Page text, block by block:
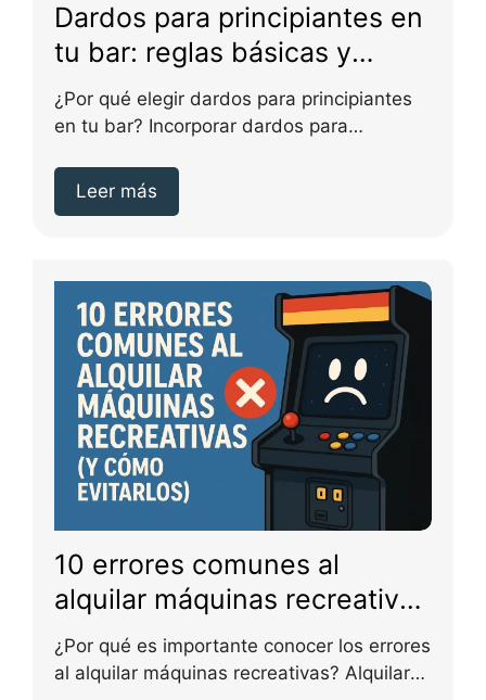
Dardos para principiantes en
tu bar: reglas básicas y
formatos rápidos de juego
¿Por qué elegir dardos para principiantes
en tu bar? Incorporar dardos para
Leer más
10 errores comunes al
alquilar máquinas recreativas
(y cómo evitarlos)
¿Por qué es importante conocer los errores
al alquilar máquinas recreativas? Alquilar